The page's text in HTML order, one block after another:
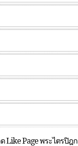
Like Page พระไตรปิฎก